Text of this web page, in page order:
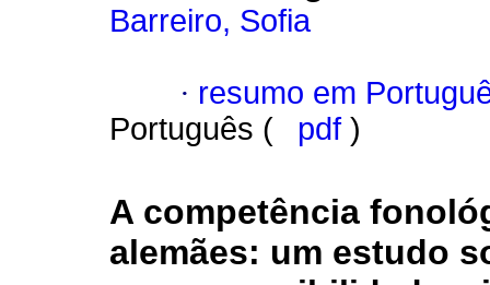
Barreiro, Sofia
· resumo em
Português (
pdf )
A competência
alemães: um estudo